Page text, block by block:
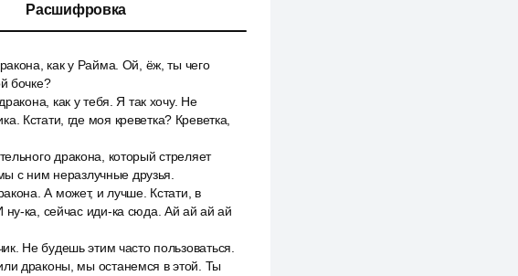
Расшифровка
как у Райма. Ой, ёж, ты чего
бочке?
как у тебя. Я так хочу. Не
Кстати, где моя креветка? Креветка,
дракона, который стреляет
с ним неразлучные друзья.
А может, и лучше. Кстати, в
ну-ка, сейчас иди-ка сюда. Ай ай ай ай
Не будешь этим часто пользоваться.
драконы, мы останемся в этой. Ты